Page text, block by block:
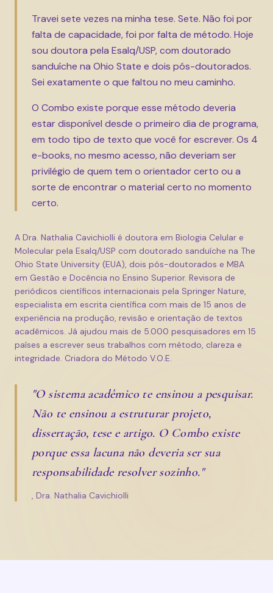
Travei sete vezes na minha tese. Sete. Não foi por
falta de capacidade, foi por falta de método. Hoje
sou doutora pela Esalq/USP, com doutorado
sanduíche na Ohio State e dois pós-doutorados.
Sei exatamente o que faltou no meu caminho.
O Combo existe porque esse método deveria
estar disponível desde o primeiro dia de programa,
em todo tipo de texto que você for escrever. Os 4
e-books, no mesmo acesso, não deveriam ser
privilégio de quem tem o orientador certo ou a
sorte de encontrar o material certo no momento
certo.
A Dra. Nathalia Cavichiolli é doutora em Biologia Celular e
Molecular pela Esalq/USP com doutorado sanduíche na The
Ohio State University (EUA), dois pós-doutorados e MBA
em Gestão e Docência no Ensino Superior. Revisora de
periódicos científicos internacionais pela Springer Nature,
especialista em escrita científica com mais de 15 anos de
experiência na produção, revisão e orientação de textos
acadêmicos. Já ajudou mais de 5.000 pesquisadores em 15
países a escrever seus trabalhos com método, clareza e
integridade. Criadora do Método V.O.E.
"O sistema acadêmico te ensinou a pesquisar.
Não te ensinou a estruturar projeto,
dissertação, tese e artigo. O Combo existe
porque essa lacuna não deveria ser sua
responsabilidade resolver sozinho."
, Dra. Nathalia Cavichiolli